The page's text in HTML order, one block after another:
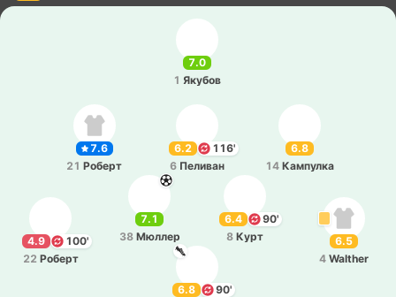
7.0
1 Якубов
6.8
14 Ка­мпу­лка
6.2
116'
6 Пе­ли­ван
7.6
21 Роберт
6.8
90'
6.4
90'
8 Курт
7.1
38 Мюллер
4.9
100'
22 Роберт
6.5
4 Walther